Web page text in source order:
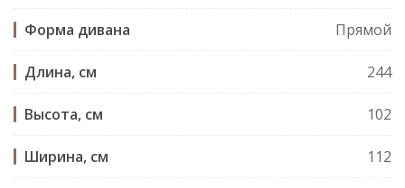
Форма дивана Прямой
Длина, см 244
Высота, см 102
Ширина, см 112